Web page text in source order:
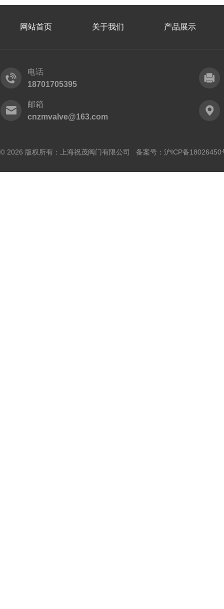
网站首页 关于我们 产品展示
电话
18701705395
邮箱
cnzmvalve@163.com
© 2026 版权所有：上海祝茂阀门有限公司 备案号： 沪ICP备18026450